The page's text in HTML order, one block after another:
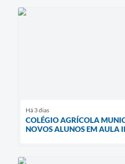
Há 3 dias
COLÉGIO AGRÍCOLA
NOVOS ALUNOS EM AULA